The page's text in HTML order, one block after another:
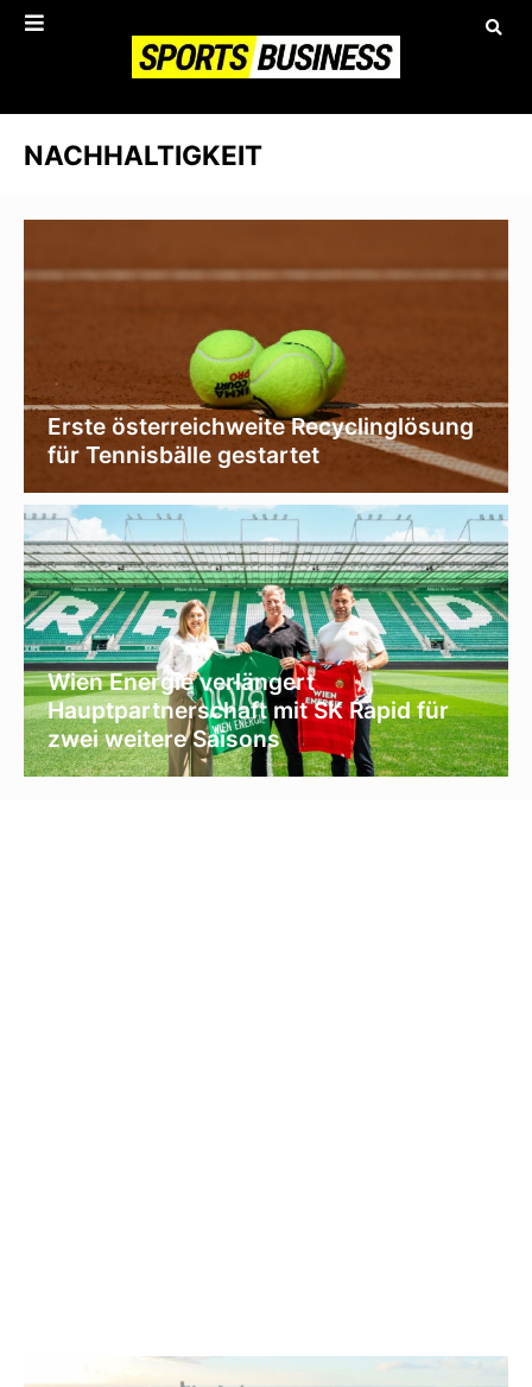
NACHHALTIGKEIT
Erste österreichweite Recyclinglösung
für Tennisbälle gestartet
Wien Energie verlängert
Hauptpartnerschaft mit SK Rapid für
zwei weitere Saisons